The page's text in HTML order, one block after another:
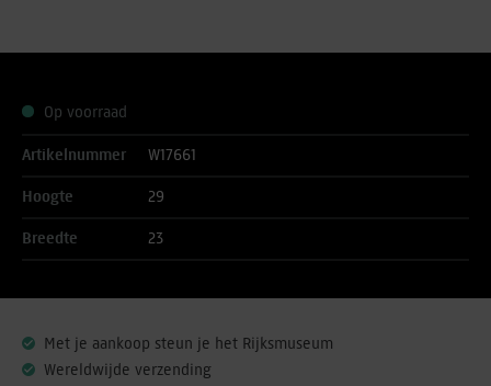
Op voorraad
Artikelnummer W17661
Hoogte 29
Breedte 23
Met je aankoop steun je het Rijksmuseum
Wereldwijde verzending